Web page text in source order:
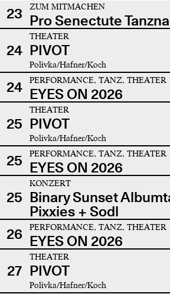
23
ZUM MITMACHEN
Pro Senectute
24
THEATER
PIVOT
Polivka/Hafner/Koch
24 PERFORMANCE, TANZ, THEATER
EYES ON 2026
25
THEATER
PIVOT
Polivka/Hafner/Koch
25 PERFORMANCE, TANZ, THEATER
EYES ON 2026
25
KONZERT
Binary Sunset
Pixxies + Sodl
26
PERFORMANCE, TANZ, THEATER
EYES ON 2026
27
THEATER
PIVOT
Polivka/Hafner/Koch